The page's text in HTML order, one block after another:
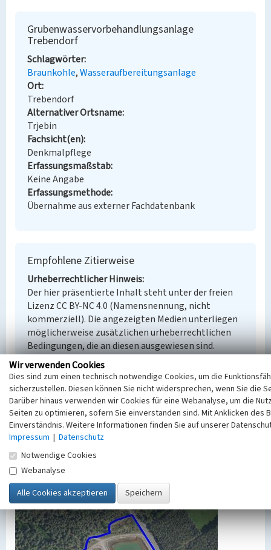
Grubenwasservorbehandlungsanlage
Trebendorf
Schlagwörter
Braunkohle Wasseraufbereitungsanlage
Ort
Trebendorf
Alternativer Ortsname
Trjebin
Fachsicht(en)
Denkmalpflege
Erfassungsmaßstab
Keine Angabe
Erfassungsmethode
Übernahme aus externer Fachdatenbank
Empfohlene Zitierweise
Urheberrechtlicher Hinweis
Der hier präsentierte Inhalt steht unter der freien
Lizenz CC BY-NC 4.0 (Namensnennung, nicht
kommerziell). Die angezeigten Medien unterliegen
möglicherweise zusätzlichen urheberrechtlichen
Bedingungen, die an diesen ausgewiesen sind.
Empfohlene Zitierweise
„Grubenwasservorbehandlungsanlage Trebendorf”.
In: KuLaDig, Kultur.Landschaft.Digital. URL:
https://www.kuladig.de/Objektansicht/BKM-
30900045(Abgerufen: 7. August 2026)
Wir verwenden Cookies
Dies sind zum einen technisch notwendige Cookies, um die
sicherzustellen. Diesen können Sie nicht widersprechen, wenn Sie die
Darüber hinaus verwenden wir Cookies für eine Webanalyse, um die
Seiten zu optimieren, sofern Sie einverstanden sind. Mit Anklicken des
Einverständnis. Weitere Informationen finden Sie auf unserer
Impressum | Datenschutz
Notwendige Cookies
Webanalyse